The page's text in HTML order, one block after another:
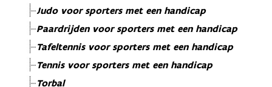
Judo voor sporters met een handicap
Paardrijden voor sporters met een handicap
Tafeltennis voor sporters met een handicap
Tennis voor sporters met een handicap
Torbal